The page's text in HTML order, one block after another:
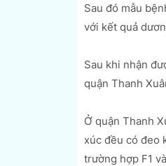
Sau đó mẫu
với kết quả
Sau khi nhận
quận Thanh
Ở quận Thanh
xúc đều có đeo
trường hợp F1